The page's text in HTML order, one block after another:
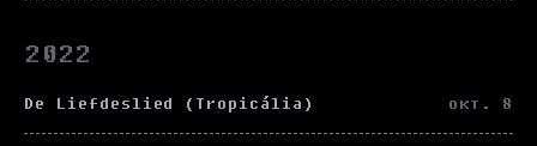
2022
De Liefdeslied (Tropicália) окт. 8